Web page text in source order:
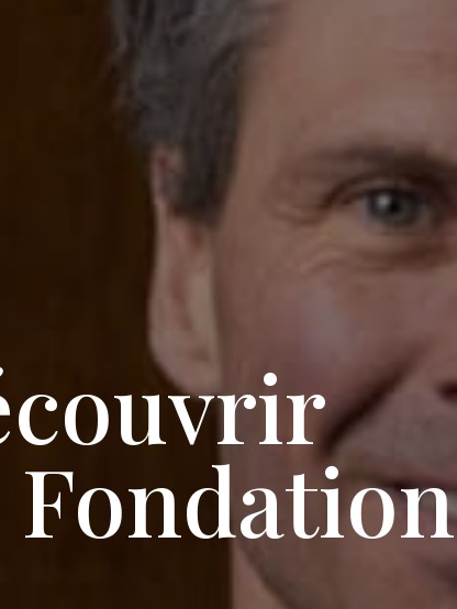
Fondation